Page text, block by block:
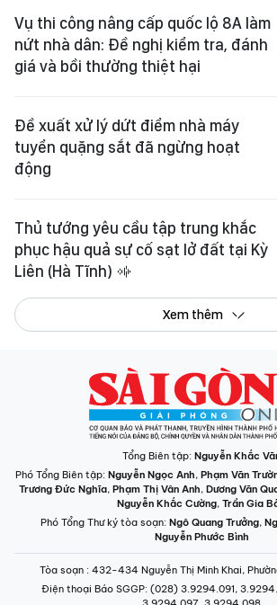
Vụ thi công nâng cấp quốc lộ 8A làm
nứt nhà dân: Đề nghị kiểm tra, đánh
giá và bồi thường thiệt hại
Đề xuất xử lý dứt điểm nhà máy
tuyển quặng sắt đã ngừng hoạt
động
Thủ tướng yêu cầu tập trung khắc
phục hậu quả sự cố sạt lở đất tại Kỳ
Liên (Hà Tĩnh)
Xem thêm
Tổng Biên tập: Nguyễn Khắc
Phó Tổng Biên tập: Nguyễn Ngọc Anh, Phạm Văn
Trương Đức Nghĩa, Phạm Thị Vân Anh, Dương Văn
Nguyễn Khắc Cường, Trần Gia
Phó Tổng Thư ký tòa soạn: Ngô Quang Trưởng,
Nguyễn Phước Bình
Tòa soạn : 432-434 Nguyễn Thị Minh Khai,
Điện thoại Báo SGGP: (028) 3.9294.091,